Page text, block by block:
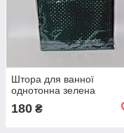
Штора для ванної
однотонна зелена
180 ₴